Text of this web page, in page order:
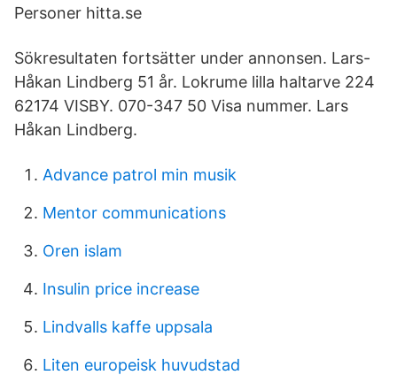
Personer hitta.se
Sökresultaten fortsätter under annonsen. Lars-
Håkan Lindberg 51 år. Lokrume lilla haltarve 224
62174 VISBY. 070-347 50 Visa nummer. Lars
Håkan Lindberg.
Advance patrol min musik
Mentor communications
Oren islam
Insulin price increase
Lindvalls kaffe uppsala
Liten europeisk huvudstad